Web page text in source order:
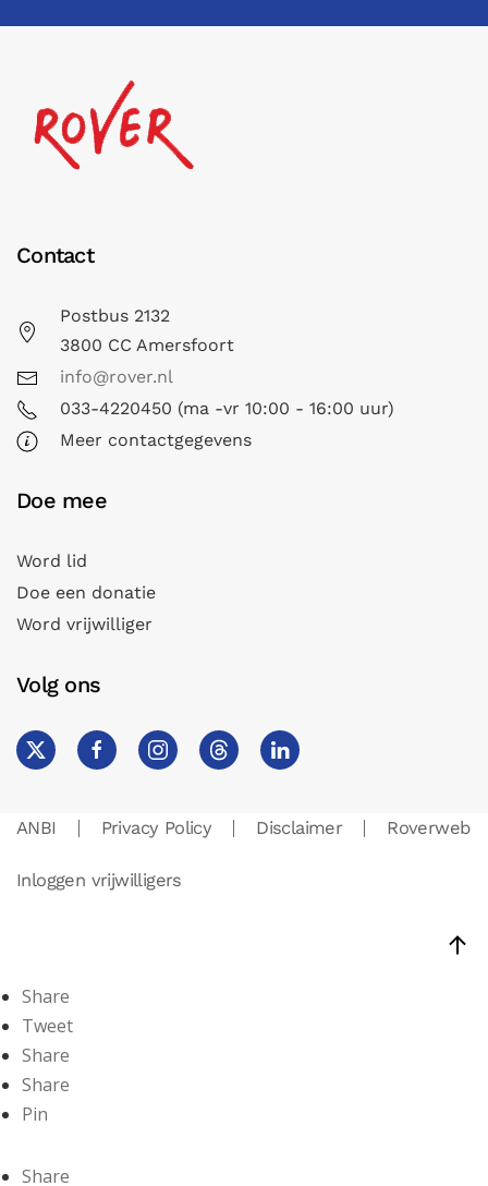
Contact
Postbus 2132
3800 CC Amersfoort
info@rover.nl
033-4220450 (ma -vr 10:00 - 16:00 uur)
Meer contactgegevens
Doe mee
Word lid
Doe een donatie
Word vrijwilliger
Volg ons
ANBI Privacy Policy Disclaimer Roverweb
Inloggen vrijwilligers
Share
Tweet
Share
Share
Pin
Share